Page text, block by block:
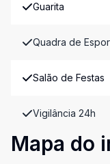
Guarita
Quadra de
Salão de Festas
Vigilância 24h
Mapa do